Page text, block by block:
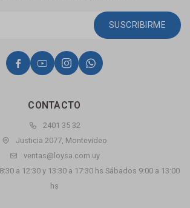
CONTACTO
2401 35 32
Justicia 2077, Montevideo
ventas@loysa.com.uy
a 12:30 y 13:30 a 17:30 hs Sábados 9:00 a 13:00
hs
SUSCRIBIRME
   